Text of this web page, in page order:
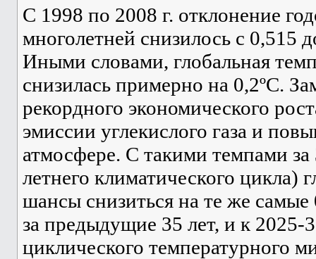
С 1998 по 2008 г. отклонение
многолетней снизилось с 0,515
Иными словами, глобальная
снизилась примерно на 0,2ºС.
рекордного экономического
эмиссии углекислого газа и
атмосфере. С такими темпами
летнего климатического цикла)
шансы снизиться на те же
за предыдущие 35 лет, и к 2025-
циклического температурного